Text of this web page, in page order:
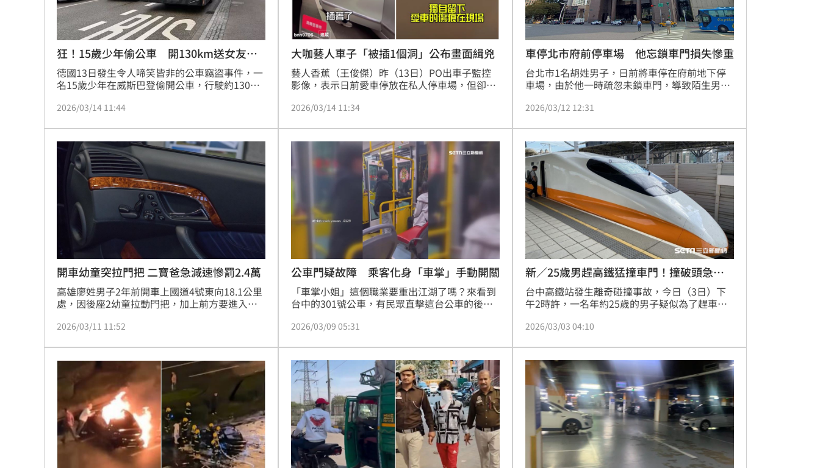
狂！15歲少年偷公車 開130km送女友上
學
德國13日發生令人啼笑皆非的公車竊盜事件，一
名15歲少年在威斯巴登偷開公車，行駛約130公
今仍困惑兩件事，少年如何取得公車萬用鑰匙，
2026/03/14 11:44
大咖藝人車子「被插1個洞」公布畫面緝兇
藝人香蕉（王俊傑）昨（13日）PO出車子監控
影像，表示日前愛車停放在私人停車場，但卻遭
留下隻字片語，拍拍屁股就走人，因此只能透過
2026/03/14 11:34
車停北市府前停車場 他忘鎖車門損失慘重
台北市1名胡姓男子，日前將車停在府前地下停
車場，由於他一時疏忽未鎖車門，導致陌生男子
刷數萬元，胡男憤而前往派出所報案，警方正在
2026/03/12 12:31
開車幼童突拉門把 二寶爸急減速慘罰2.4萬
高雄廖姓男子2年前開車上國道4號東向18.1公里
處，因後座2幼童拉動門把，加上前方要進入隧
之下，進入避車彎；卻遭後方駕駛檢舉，「行駛
全講習、吊扣汽車牌照6個月；廖男不服起行政
訴訟，法官勘驗證據，認為檢舉人卻未保持安全
距離，難認他有車道中恣意驟然減速，准許撤
銷。
2026/03/11 11:52
公車門疑故障 乘客化身「車掌」手動開關
「車掌小姐」這個職業要重出江湖了嗎？來看到
台中的301號公車，有民眾直擊這台公車的後車
也是乘客。公車業者表示，當時司機在靠近終點
排除，雖然當下停止使用這個後車門，不過還是
有民眾熱心幫忙開門。
2026/03/09 05:31
新／25歲男趕高鐵猛撞車門！撞破頭急送
醫
台中高鐵站發生離奇碰撞事故，今日（3日）下
午2時許，一名年約25歲的男子疑似為了趕車，
一度出現視力模糊、瞳孔不等大狀況，被緊急送
2026/03/03 04:10